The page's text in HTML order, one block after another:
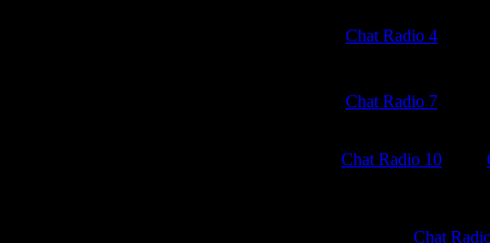
Chat Radio 4
Chat Radio 7
Chat Radio 10
Chat